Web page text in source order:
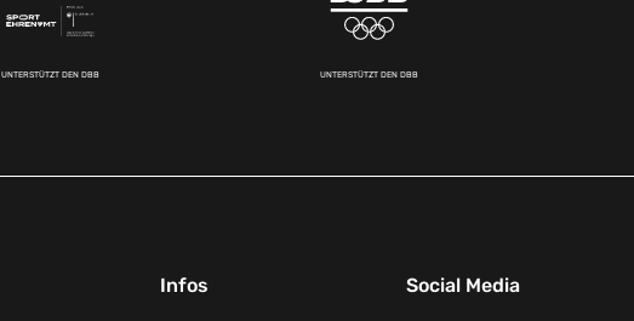
UNTERSTÜTZT DEN DBB UNTERSTÜTZT DEN DBB
Infos Social Media